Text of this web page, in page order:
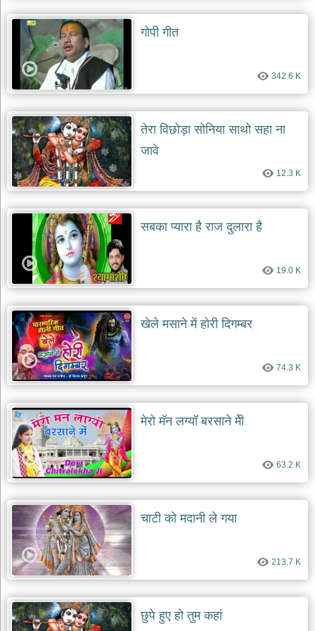
गोपी गीत
342.6 K
तेरा विछोड़ा सोनिया साथो सहा ना
जावे
12.3 K
सबका प्यारा है राज दुलारा है
19.0 K
खेले मसाने में होरी दिगम्बर
74.3 K
मेरो मॅन लग्यॉ बरसाने मेी
63.2 K
चाटी को मदानी ले गया
213.7 K
छुपे हुए हो तुम कहां